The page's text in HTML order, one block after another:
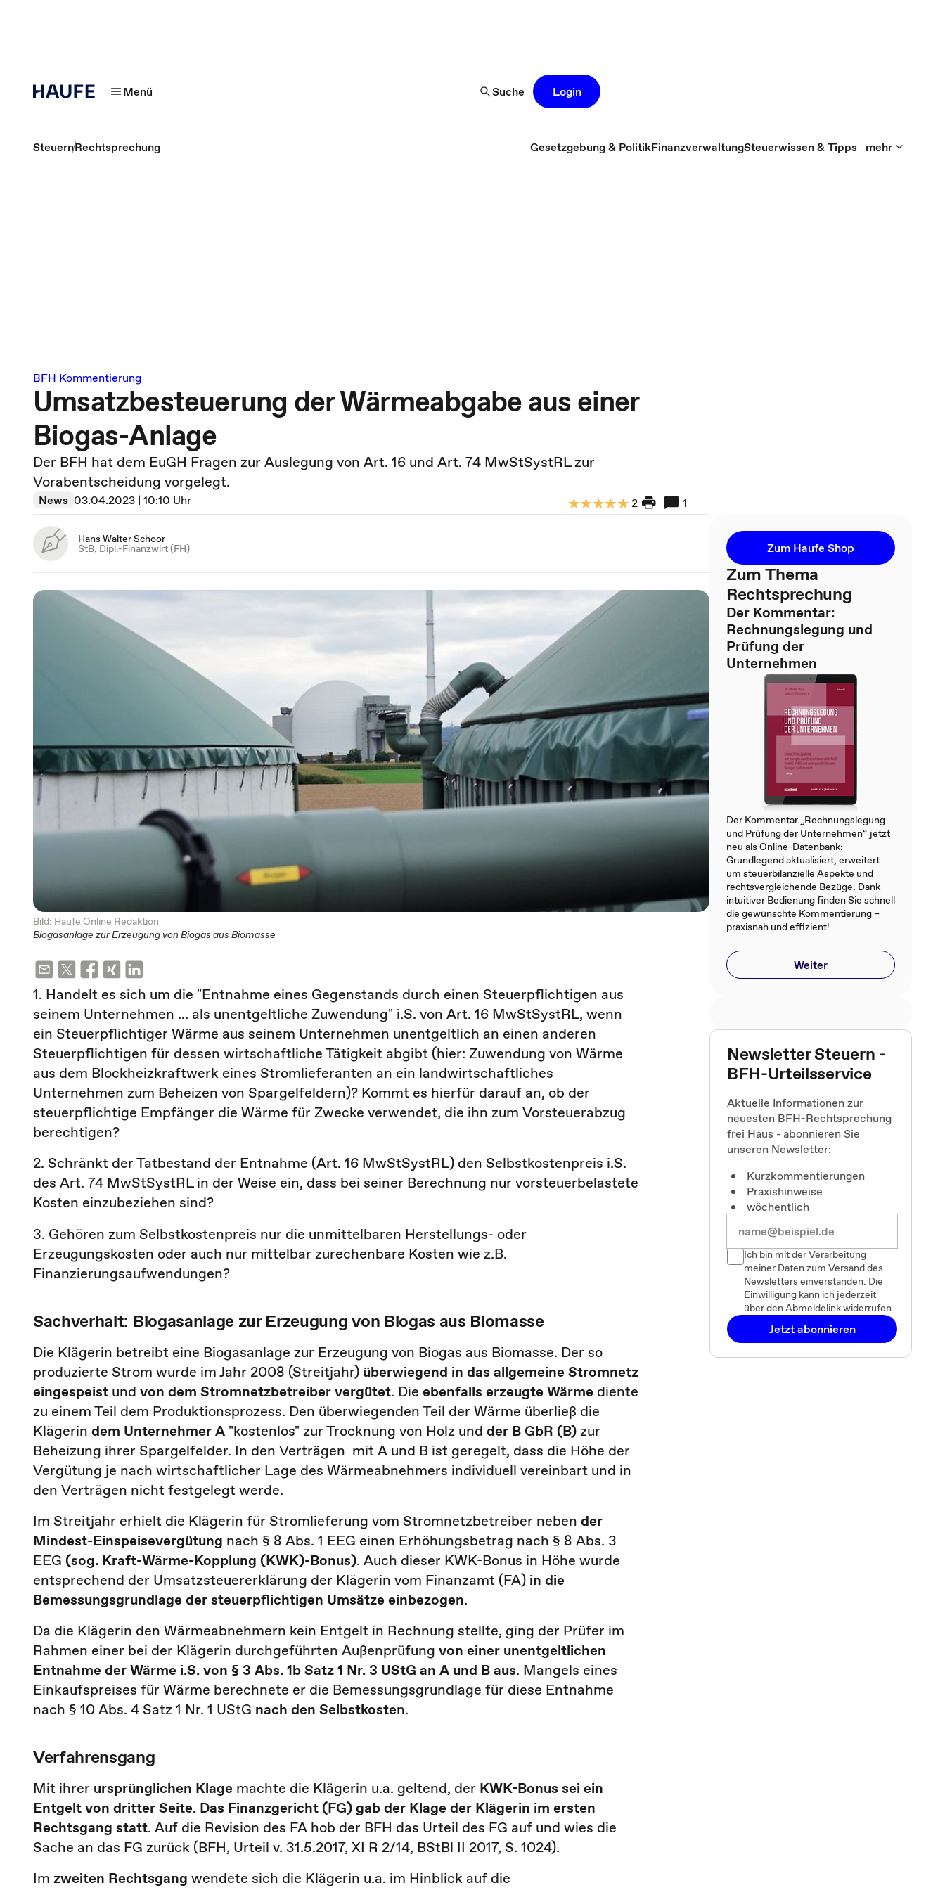
Menü Suche Login
SteuernRechtsprechung Gesetzgebung & PolitikFinanzverwaltungSteuerwissen & Tipps mehr
BFH Kommentierung
Umsatzbesteuerung der Wärmeabgabe aus einer
Biogas-Anlage
Der BFH hat dem EuGH Fragen zur Auslegung von Art. 16 und Art. 74 MwStSystRL zur
Vorabentscheidung vorgelegt.
News 03.04.2023 | 10:10 Uhr 2 1
Hans Walter Schoor
StB, Dipl.-Finanzwirt (FH)
Bild: Haufe Online Redaktion
Biogasanlage zur Erzeugung von Biogas aus Biomasse
1. Handelt es sich um die "Entnahme eines Gegenstands durch einen Steuerpflichtigen aus
seinem Unternehmen ... als unentgeltliche Zuwendung" i.S. von Art. 16 MwStSystRL, wenn
ein Steuerpflichtiger Wärme aus seinem Unternehmen unentgeltlich an einen anderen
Steuerpflichtigen für dessen wirtschaftliche Tätigkeit abgibt (hier: Zuwendung von Wärme
aus dem Blockheizkraftwerk eines Stromlieferanten an ein landwirtschaftliches
Unternehmen zum Beheizen von Spargelfeldern)? Kommt es hierfür darauf an, ob der
steuerpflichtige Empfänger die Wärme für Zwecke verwendet, die ihn zum Vorsteuerabzug
berechtigen?
2. Schränkt der Tatbestand der Entnahme (Art. 16 MwStSystRL) den Selbstkostenpreis i.S.
des Art. 74 MwStSystRL in der Weise ein, dass bei seiner Berechnung nur vorsteuerbelastete
Kosten einzubeziehen sind?
3. Gehören zum Selbstkostenpreis nur die unmittelbaren Herstellungs- oder
Erzeugungskosten oder auch nur mittelbar zurechenbare Kosten wie z.B.
Finanzierungsaufwendungen?
Sachverhalt: Biogasanlage zur Erzeugung von Biogas aus Biomasse
Die Klägerin betreibt eine Biogasanlage zur Erzeugung von Biogas aus Biomasse. Der so
produzierte Strom wurde im Jahr 2008 (Streitjahr) überwiegend in das allgemeine Stromnetz
eingespeist und von dem Stromnetzbetreiber vergütet. Die ebenfalls erzeugte Wärme diente
zu einem Teil dem Produktionsprozess. Den überwiegenden Teil der Wärme überließ die
Klägerin dem Unternehmer A "kostenlos" zur Trocknung von Holz und der B GbR (B)zur
Beheizung ihrer Spargelfelder. In den Verträgen mit A und B ist geregelt, dass die Höhe der
Vergütung je nach wirtschaftlicher Lage des Wärmeabnehmers individuell vereinbart und in
den Verträgen nicht festgelegt werde.
Im Streitjahr erhielt die Klägerin für Stromlieferung vom Stromnetzbetreiber neben der
Mindest-Einspeisevergütung nach § 8 Abs. 1 EEG einen Erhöhungsbetrag nach § 8 Abs. 3
EEG (sog. Kraft-Wärme-Kopplung (KWK)-Bonus). Auch dieser KWK-Bonus in Höhe wurde
entsprechend der Umsatzsteuererklärung der Klägerin vom Finanzamt (FA) in die
Bemessungsgrundlage der steuerpflichtigen Umsätze einbezogen.
Da die Klägerin den Wärmeabnehmern kein Entgelt in Rechnung stellte, ging der Prüfer im
Rahmen einer bei der Klägerin durchgeführten Außenprüfung von einer unentgeltlichen
Entnahme der Wärme i.S. von § 3 Abs. 1b Satz 1 Nr. 3 UStG an A und B aus. Mangels eines
Einkaufspreises für Wärme berechnete er die Bemessungsgrundlage für diese Entnahme
nach § 10 Abs. 4 Satz 1 Nr. 1 UStG nach den Selbstkosten.
Verfahrensgang
Mit ihrer ursprünglichen Klage machte die Klägerin u.a. geltend, der KWK-Bonus sei ein
Entgelt von dritter Seite. Das Finanzgericht (FG) gab der Klage der Klägerin im ersten
Rechtsgang statt. Auf die Revision des FA hob der BFH das Urteil des FG auf und wies die
Sache an das FG zurück (BFH, Urteil v. 31.5.2017, XI R 2/14, BStBl II 2017, S. 1024).
Im zweiten Rechtsgang wendete sich die Klägerin u.a. im Hinblick auf die
Zum Haufe Shop
Zum Thema
Rechtsprechung
Der Kommentar:
Rechnungslegung und
Prüfung der
Unternehmen
Der Kommentar „Rechnungslegung
und Prüfung der Unternehmen“ jetzt
neu als Online-Datenbank:
Grundlegend aktualisiert, erweitert
um steuerbilanzielle Aspekte und
rechtsvergleichende Bezüge. Dank
intuitiver Bedienung finden Sie schnell
die gewünschte Kommentierung –
praxisnah und effizient!
Weiter
Newsletter Steuern -
BFH-Urteilsservice
Aktuelle Informationen zur
neuesten BFH-Rechtsprechung
frei Haus - abonnieren Sie
unseren Newsletter:
Kurzkommentierungen
Praxishinweise
wöchentlich
Ich bin mit der Verarbeitung
meiner Daten zum Versand des
Newsletters einverstanden. Die
Einwilligung kann ich jederzeit
über den Abmeldelink widerrufen.
Jetzt abonnieren